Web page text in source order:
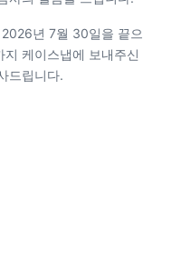
년 7월 30일을 끝으
케이스냅에 보내주신
드립니다.